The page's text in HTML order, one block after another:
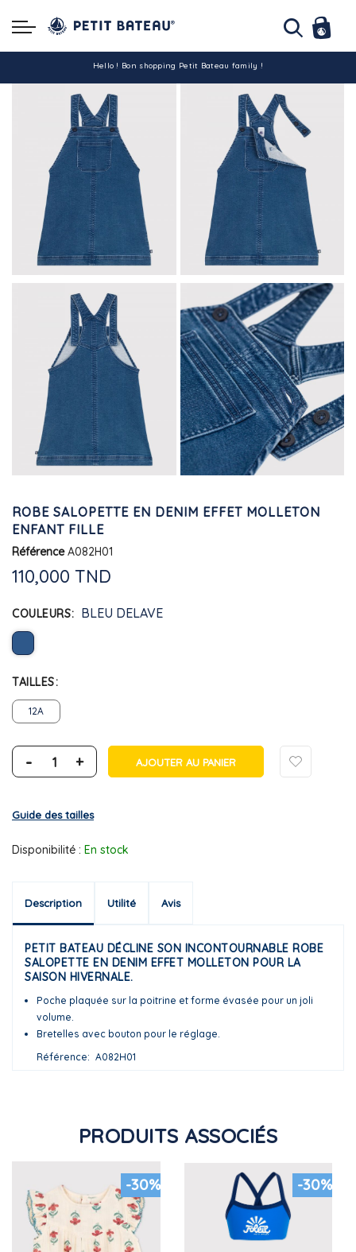
Hello ! Bon shopping Petit Bateau family !
La livraison est assurée partout en Tunisie !
-10% pour tout paiement par carte bancaire (hors promo)
ROBE SALOPETTE EN DENIM EFFET MOLLETON
ENFANT FILLE
Référence A082H01
110,000 TND
COULEURS BLEU DELAVE
TAILLES
12A
- + AJOUTER AU PANIER
Guide des tailles
Disponibilité : En stock
Description Utilité Avis
PETIT BATEAU DÉCLINE SON INCONTOURNABLE ROBE
SALOPETTE EN DENIM EFFET MOLLETON POUR LA
SAISON HIVERNALE.
Poche plaquée sur la poitrine et forme évasée pour un joli
volume.
Bretelles avec bouton pour le réglage.
Référence
A082H01
PRODUITS ASSOCIÉS
-30% -30%